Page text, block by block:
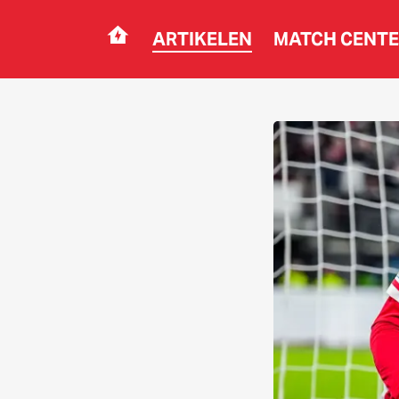
Navigation ARTIKELEN MATCH